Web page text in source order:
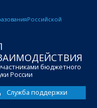
Российской
бюджетного
России
Служба поддержки